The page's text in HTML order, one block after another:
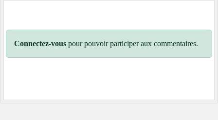
Connectez-vous pour pouvoir participer aux commentaires.